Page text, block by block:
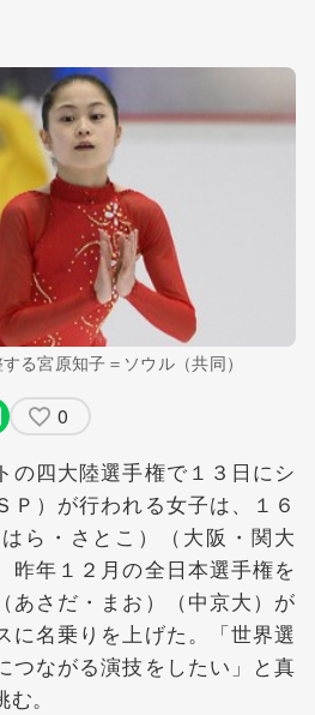
る宮原知子＝ソウル（共同）
0
四大陸選手権で１３日にシ
Ｐ）が行われる女子は、１６
はら・さとこ）（大阪・関大
昨年１２月の全日本選手権を
（あさだ・まお）（中京大）が
に名乗りを上げた。「世界選
つながる演技をしたい」と真
。